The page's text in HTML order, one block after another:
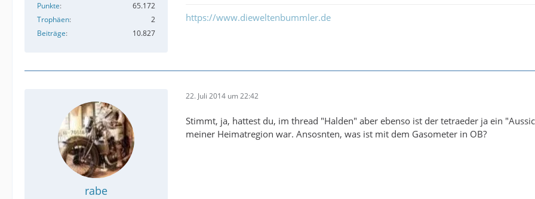
Punkte
65.172
Trophäen
2
Beiträge
10.827
https://www.dieweltenbummler.de
rabe
22. Juli 2014 um 22:42
Stimmt, ja, hattest du, im thread "Halden" aber ebenso ist der tetraeder ja ein
meiner Heimatregion war. Ansosnten, was ist mit dem Gasometer in OB?